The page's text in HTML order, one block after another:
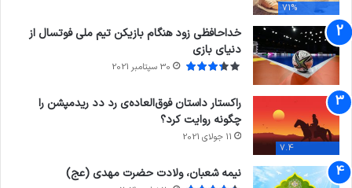
71%
خداحافظی زود هنگام بازیکن تیم ملی فوتسال از
دنیای بازی
30 سپتامبر 2021
7.4
راکستار داستان فوق‌العاده‌ی رد دد ریدمپشن را
چگونه روایت کرد؟
11 جولای 2021
نیمه شعبان، ولادت حضرت مهدی (عج)